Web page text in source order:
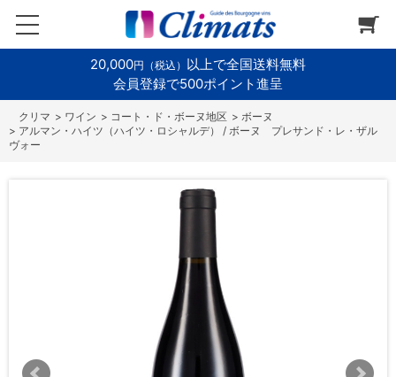
20,000円（税込） 以上で全国送料無料
会員登録で500ポイント進呈
> ワイン > コート・ド・ボーヌ地区 > ボーヌ
> アルマン・ハイツ（ハイツ・ロシャルデ） / ボーヌ プレサンド・レ・ザル
ヴォー